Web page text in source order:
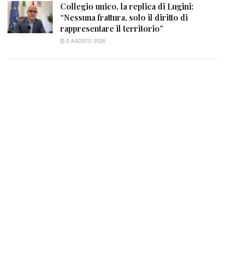
Collegio unico, la replica di Lugini:
“Nessuna frattura, solo il diritto di
rappresentare il territorio”
5 AGOSTO 2026